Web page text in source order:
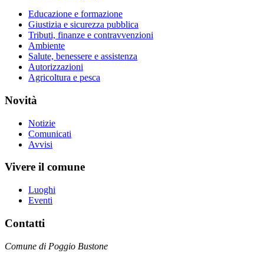
Educazione e formazione
Giustizia e sicurezza pubblica
Tributi, finanze e contravvenzioni
Ambiente
Salute, benessere e assistenza
Autorizzazioni
Agricoltura e pesca
Novità
Notizie
Comunicati
Avvisi
Vivere il comune
Luoghi
Eventi
Contatti
Comune di Poggio Bustone